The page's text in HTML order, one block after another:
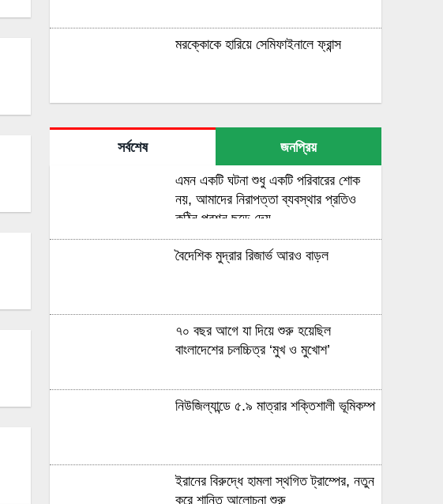
মরক্কোকে হারিয়ে সেমিফাইনালে ফ্রান্স
বাংলাদেশের নারী ফুটবলারদের অদৃশ্য লড়াই,
শিরোপা জিতেও অবহেলিত
ইনফান্তিনো বিশ্বকাপ বিক্রি করে দিয়েছেন:
কার হাতে উঠবে বিশ্বকাপ, জানাল অক্টোপাস
সর্বশেষ জনপ্রিয়
এমন একটি ঘটনা শুধু একটি পরিবারের শোক
নয়, আমাদের নিরাপত্তা ব্যবস্থার প্রতিও
কঠিন প্রশ্ন ছুড়ে দেয়
বৈদেশিক মুদ্রার রিজার্ভ আরও বাড়ল
৭০ বছর আগে যা ‍দিয়ে শুরু হয়েছিল
বাংলাদেশের চলচ্চিত্র ‘মুখ ও মুখোশ’
নিউজিল্যান্ডে ৫.৯ মাত্রার শক্তিশালী ভূমিকম্প
ইরানের বিরুদ্ধে হামলা স্থগিত ট্রাম্পের, নতুন
করে শান্তি আলোচনা শুরু